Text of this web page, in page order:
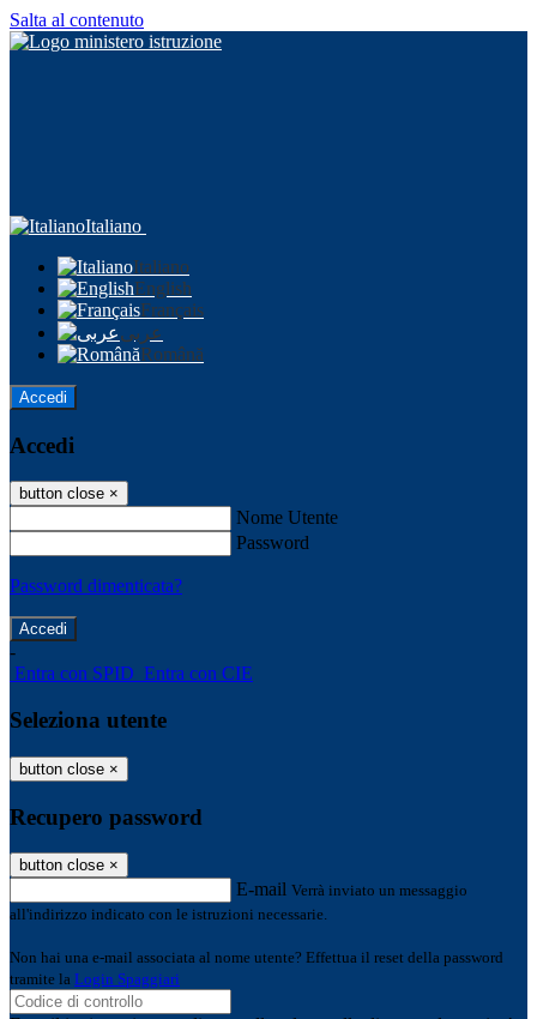
Salta al contenuto
Italiano
Italiano
English
Français
عربى
Română
Accedi
Accedi
button close ×
Nome Utente
Password
Password dimenticata?
-
Entra con SPID Entra con CIE
Seleziona utente
button close ×
Recupero password
button close ×
E-mail Verrà inviato un messaggio
all'indirizzo indicato con le istruzioni necessarie.
Non hai una e-mail associata al nome utente? Effettua il reset della password
tramite la Login Spaggiari